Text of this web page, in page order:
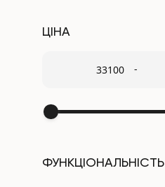
ЦІНА
-
ФУНКЦІОНАЛЬНІСТЬ